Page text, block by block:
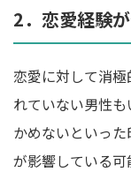
2．恋愛経験
恋愛に対して消
れていない男性
かめないといっ
が影響している可